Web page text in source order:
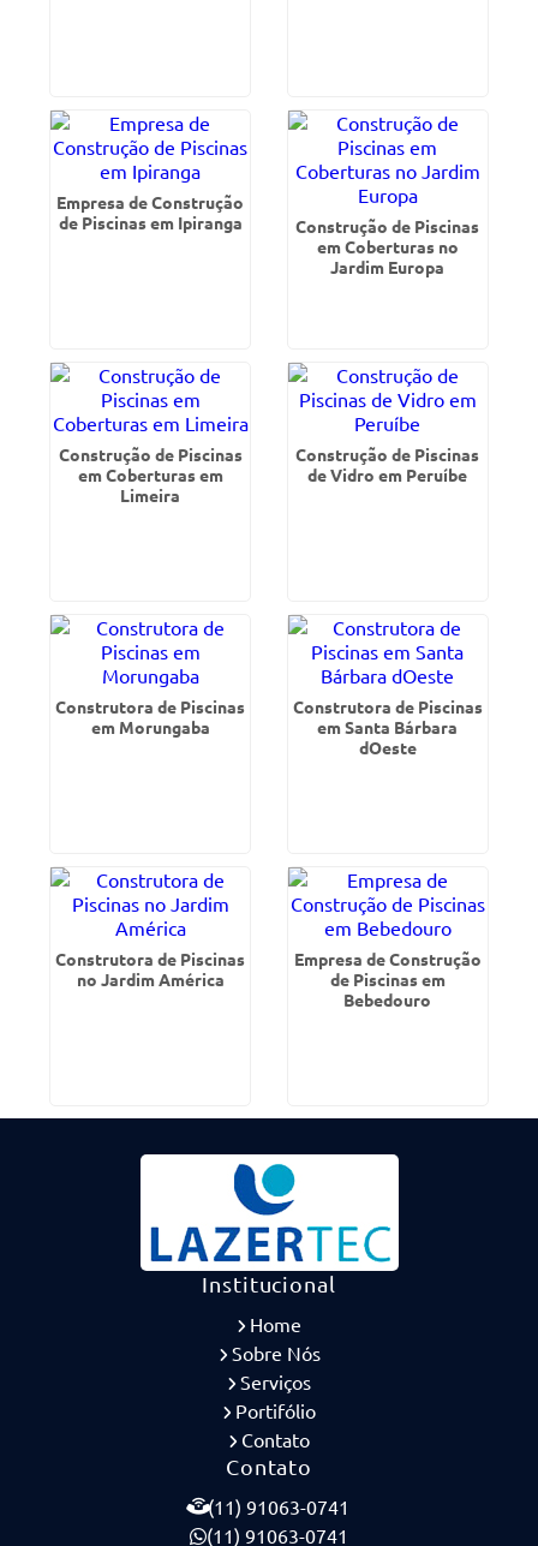
Empresa de Construção
de Piscinas em Ipiranga
Construção de Piscinas
em Coberturas no
Jardim Europa
Construção de Piscinas
em Coberturas em
Limeira
Construção de Piscinas
de Vidro em Peruíbe
Construtora de Piscinas
em Morungaba
Construtora de Piscinas
em Santa Bárbara
dOeste
Construtora de Piscinas
no Jardim América
Empresa de Construção
de Piscinas em
Bebedouro
Institucional
Home
Sobre Nós
Serviços
Portifólio
Contato
Contato
(11) 91063-0741
(11) 91063-0741